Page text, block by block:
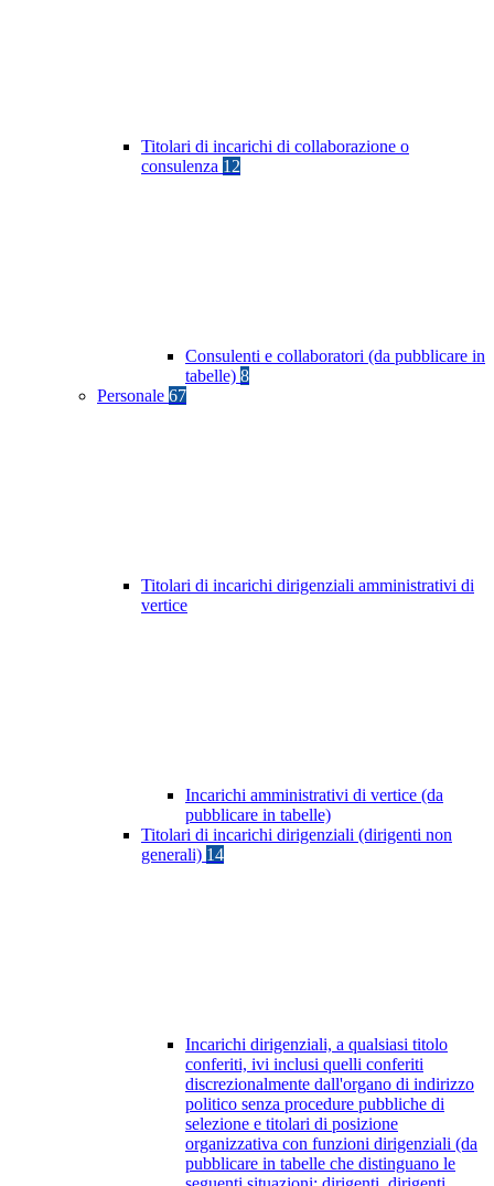
Titolari di incarichi di collaborazione o
consulenza 12
Consulenti e collaboratori (da pubblicare in
tabelle) 8
Personale 67
Titolari di incarichi dirigenziali amministrativi di
vertice
Incarichi amministrativi di vertice (da
pubblicare in tabelle)
Titolari di incarichi dirigenziali (dirigenti non
generali) 14
Incarichi dirigenziali, a qualsiasi titolo
conferiti, ivi inclusi quelli conferiti
discrezionalmente dall'organo di indirizzo
politico senza procedure pubbliche di
selezione e titolari di posizione
organizzativa con funzioni dirigenziali (da
pubblicare in tabelle che distinguano le